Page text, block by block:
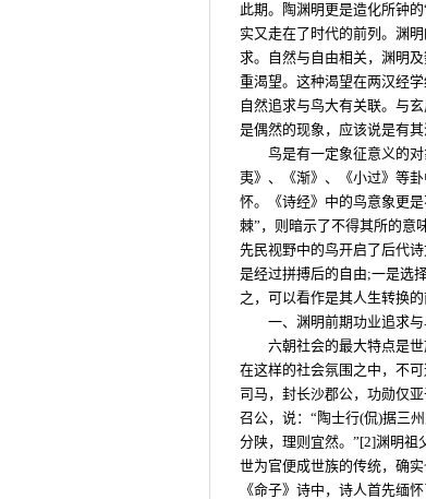
此期。陶渊明更是造化所钟
实又走在了时代的前列。渊
求。自然与自由相关，渊明
重渴望。这种渴望在两汉经
自然追求与鸟大有关联。与
是偶然的现象，应该说是有其
鸟是有一定象征意义的
夷》、《渐》、《小过》等
怀。《诗经》中的鸟意象更
棘”，则暗示了不得其所的意
先民视野中的鸟开启了后代
是经过拼搏后的自由;一是选
之，可以看作是其人生转换
一、渊明前期功业追求
六朝社会的最大特点是
在这样的社会氛围之中，不
司马，封长沙郡公，功勋仅
召公，说：“陶士行(侃)据三
分陕，理则宜然。”[2]渊明祖
世为官便成世族的传统，确
《命子》诗中，诗人首先缅